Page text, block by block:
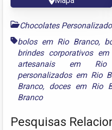
Chocolates
bolos em Rio Branco,
brindes corporativos
artesanais em Rio
personalizados em Rio
Branco, doces em Rio
Branco
Pesquisas